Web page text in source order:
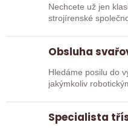
Nechcete už jen
strojírenské
Obsluha
Hledáme posilu do
jakýmkoliv
Specialista